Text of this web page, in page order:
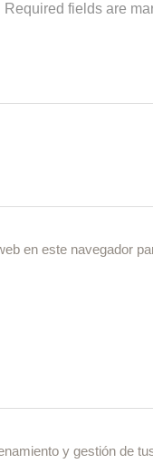
fields are
en este navegador
y gestión de